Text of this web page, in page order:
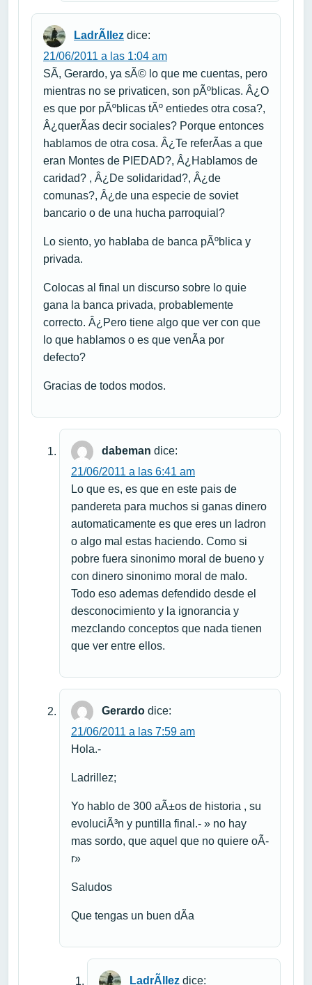
LadrÃ­llez dice:
21/06/2011 a las 1:04 am
SÃ­, Gerardo, ya sÃ© lo que me cuentas, pero
mientras no se privaticen, son pÃºblicas. Â¿O
es que por pÃºblicas tÃº entiedes otra cosa?,
Â¿querÃ­as decir sociales? Porque entonces
hablamos de otra cosa. Â¿Te referÃ­as a que
eran Montes de PIEDAD?, Â¿Hablamos de
caridad? , Â¿De solidaridad?, Â¿de
comunas?, Â¿de una especie de soviet
bancario o de una hucha parroquial?
Lo siento, yo hablaba de banca pÃºblica y
privada.
Colocas al final un discurso sobre lo quie
gana la banca privada, probablemente
correcto. Â¿Pero tiene algo que ver con que
lo que hablamos o es que venÃ­a por
defecto?
Gracias de todos modos.
dabeman dice:
21/06/2011 a las 6:41 am
Lo que es, es que en este pais de
pandereta para muchos si ganas dinero
automaticamente es que eres un ladron
o algo mal estas haciendo. Como si
pobre fuera sinonimo moral de bueno y
con dinero sinonimo moral de malo.
Todo eso ademas defendido desde el
desconocimiento y la ignorancia y
mezclando conceptos que nada tienen
que ver entre ellos.
Gerardo dice:
21/06/2011 a las 7:59 am
Hola.-
Ladrillez;
Yo hablo de 300 aÃ±os de historia , su
evoluciÃ³n y puntilla final.- » no hay
mas sordo, que aquel que no quiere oÃ­
r»
Saludos
Que tengas un buen dÃ­a
LadrÃ­llez dice: